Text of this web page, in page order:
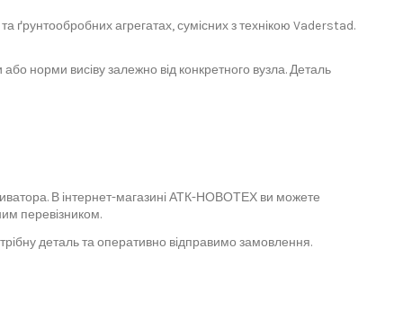
ґрунтообробних агрегатах, сумісних з технікою Vaderstad.
норми висіву залежно від конкретного вузла. Деталь
В інтернет-магазині АТК-НОВОТЕХ ви можете
перевізником.
деталь та оперативно відправимо замовлення.